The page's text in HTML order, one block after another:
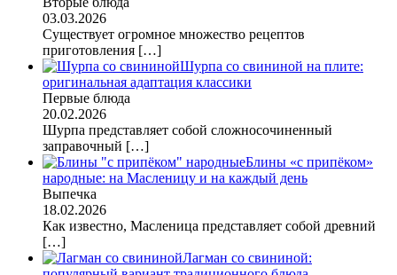
03.03.2026
Существует огромное множество рецептов
приготовления […]
Шурпа со свининой на плите:
оригинальная адаптация классики
Первые блюда
20.02.2026
Шурпа представляет собой сложносочиненный
заправочный […]
Блины «с припёком»
народные: на Масленицу и на каждый день
Выпечка
18.02.2026
Как известно, Масленица представляет собой древний
[…]
Лагман со свининой: